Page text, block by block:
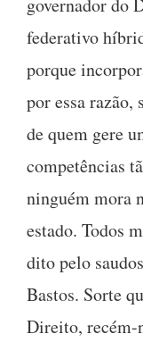
governador do
federativo
porque
por essa razão,
de quem gere
competências
ninguém mora
estado. Todos
dito pelo
Bastos. Sorte
Direito, recém-